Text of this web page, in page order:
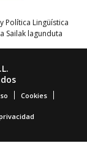
Política Lingüística
Sailak lagunduta
Cookies